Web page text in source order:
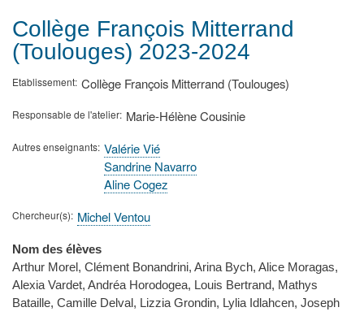
d'Ariane
Collège François Mitterrand
(Toulouges) 2023-2024
Etablissement Collège François Mitterrand (Toulouges)
Responsable de l'atelier Marie-Hélène Cousinie
Autres enseignants Valérie Vié
Sandrine Navarro
Aline Cogez
Chercheur(s) Michel Ventou
Nom des élèves
Arthur Morel, Clément Bonandrini, Arina Bych, Alice Moragas,
Alexia Vardet, Andréa Horodogea, Louis Bertrand, Mathys
Bataille, Camille Delval, Lizzia Grondin, Lylia Idlahcen, Joseph